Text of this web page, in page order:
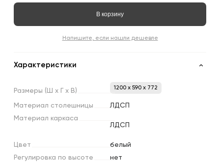
В корзину
Напишите, если нашли дешевле
Характеристики
Размеры (Ш х х В) 1200 x 590 x 772
Материал столешницы
ЛДСП
Материал каркаса
ЛДСП
Цвет
белый
Регулировка по высоте
нет